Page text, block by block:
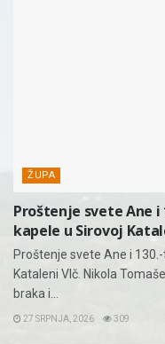
ŽUPA
Proštenje svete Ane
kapele u Sirovoj
Proštenje svete Ane i
Kataleni Vlč. Nikola
braka i...
27 SRPNJA, 2026 309